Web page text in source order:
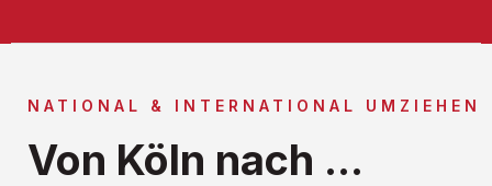
NATIONAL & INTERNATIONAL UMZIEHEN
Von Köln nach ...